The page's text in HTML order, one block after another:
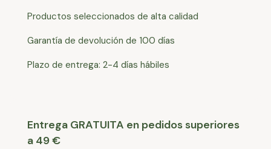
Productos seleccionados de alta calidad
Garantía de devolución de 100 días
Plazo de entrega: 2-4 días hábiles
Entrega GRATUITA en pedidos superiores
a 49 €